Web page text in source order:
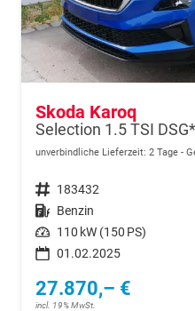
Skoda Karoq
unverbindliche Lieferzeit: 2 Tage
Fahrzeugnr. 183432
Kraftstoff Benzin
Leistung 110 kW (150 PS)
01.02.2025
27.870,– €
incl. 19% MwSt.